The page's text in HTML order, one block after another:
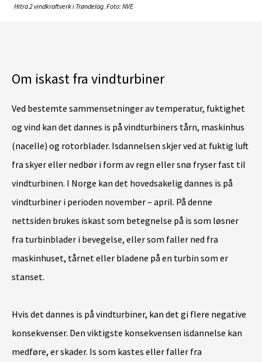
Hitra 2 vindkraftverk i Trøndelag. Foto: NVE
Om iskast fra vindturbiner
Ved bestemte sammensetninger av temperatur, fuktighet
og vind kan det dannes is på vindturbiners tårn, maskinhus
(nacelle) og rotorblader. Isdannelsen skjer ved at fuktig luft
fra skyer eller nedbør i form av regn eller snø fryser fast til
vindturbinen. I Norge kan det hovedsakelig dannes is på
vindturbiner i perioden november – april. På denne
nettsiden brukes iskast som betegnelse på is som løsner
fra turbinblader i bevegelse, eller som faller ned fra
maskinhuset, tårnet eller bladene på en turbin som er
stanset.
Hvis det dannes is på vindturbiner, kan det gi flere negative
konsekvenser. Den viktigste konsekvensen isdannelse kan
medføre, er skader. Is som kastes eller faller fra